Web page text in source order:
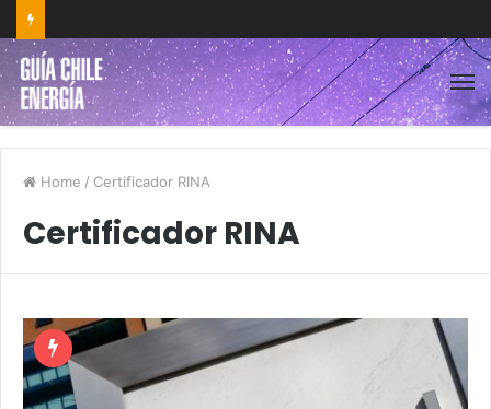
Home / Certificador RINA
Certificador RINA